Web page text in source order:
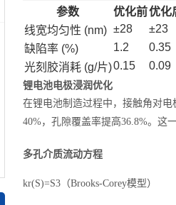
光谱色谱分析仪
TOF相机（Time
参数 优化前优化
线宽均匀性 (nm) ±28 ±23
缺陷率 (%)
1.2 0.35
光刻胶消耗 (g/片)0.15 0.09
锂电池电极浸润优化
在锂电池制造过程中，接触角对电
40%，孔隙覆盖率提高36.8%。这
多孔介质流动方程
kr(S)=S3（Brooks-Corey模型）